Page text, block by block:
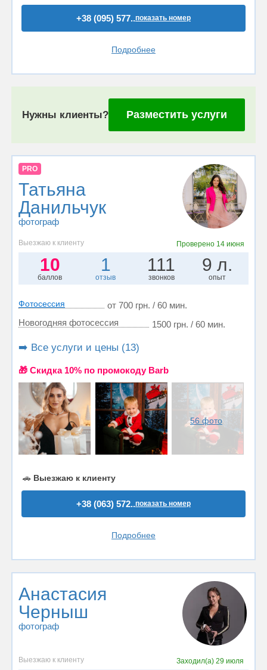
+38 (095) 577..показать номер
Подробнее
Нужны клиенты? Разместить услуги
PRO
Татьяна
Данильчук
фотограф
Выезжаю к клиенту Проверено 14 июня
10
баллов
1
отзыв
111
звонков
9 л.
опыт
Фотосессия
от 700 грн. / 60 мин.
Новогодняя фотосессия
1500 грн. / 60 мин.
➡️ Все услуги и цены (13)
🎁 Cкидка 10% по промокоду Barb
56 фото
🚗 Выезжаю к клиенту
+38 (063) 572..показать номер
Подробнее
Анастасия
Черныш
фотограф
Выезжаю к клиенту Заходил(а)29 июля